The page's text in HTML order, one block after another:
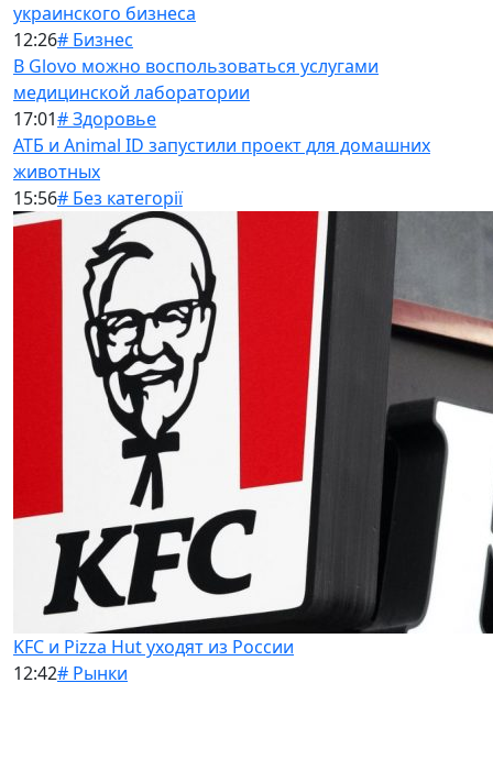
украинского бизнеса
12:26# Бизнес
В Glovo можно воспользоваться услугами
медицинской лаборатории
17:01# Здоровье
АТБ и Animal ID запустили проект для домашних
животных
15:56# Без категорії
KFC и Pizza Hut уходят из России
12:42# Рынки